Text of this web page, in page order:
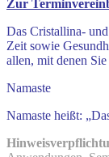
Zur
Das Cristallina-
Zeit sowie
allen, mit denen
Namaste
Namaste heißt: